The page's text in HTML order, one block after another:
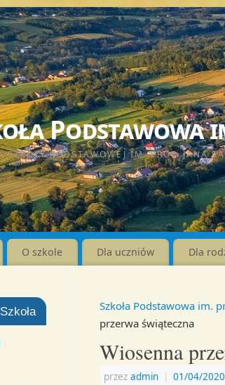
Podstawowa
SZKOŁY PODSTAWOWEJ IM. PROF. JANA
O szkole Dla uczniów Dla
Szkoła Podstawowa im.
przerwa świąteczna
Wiosenna
przez admin | 01/04/2020
Szkoła